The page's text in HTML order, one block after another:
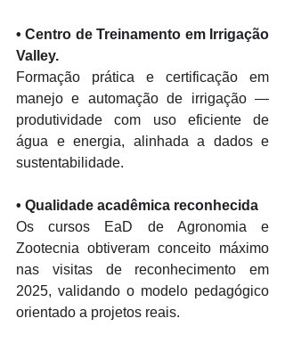
• Centro de Treinamento em Irrigação
Valley.
Formação prática e certificação em
manejo e automação de irrigação —
produtividade com uso eficiente de
água e energia, alinhada a dados e
sustentabilidade.
• Qualidade acadêmica reconhecida
Os cursos EaD de Agronomia e
Zootecnia obtiveram conceito máximo
nas visitas de reconhecimento em
2025, validando o modelo pedagógico
orientado a projetos reais.